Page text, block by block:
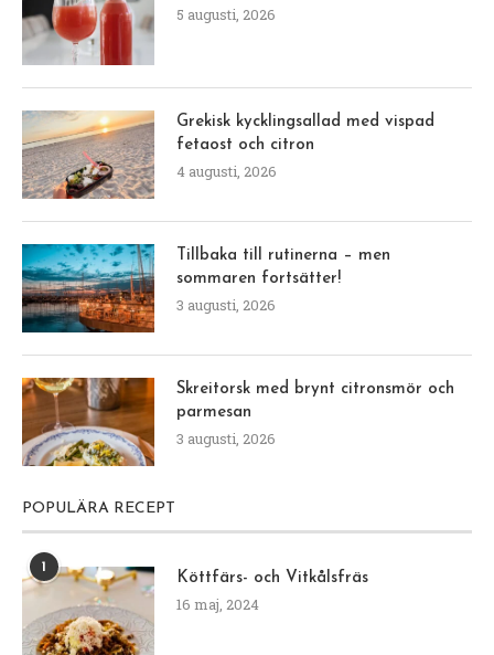
5 augusti, 2026
Grekisk kycklingsallad med vispad
fetaost och citron
4 augusti, 2026
Tillbaka till rutinerna – men
sommaren fortsätter!
3 augusti, 2026
Skreitorsk med brynt citronsmör och
parmesan
3 augusti, 2026
POPULÄRA RECEPT
Köttfärs- och Vitkålsfräs
16 maj, 2024